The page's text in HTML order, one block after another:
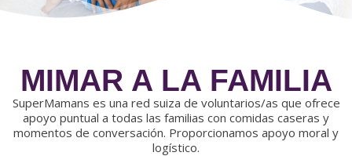
MIMAR A LA FAMILIA
SuperMamans es una red suiza de voluntarios/as que ofrece
apoyo puntual a todas las familias con comidas caseras y
momentos de conversación. Proporcionamos apoyo moral y
logístico.